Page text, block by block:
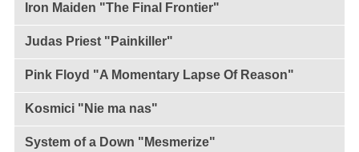
Iron Maiden "The Final Frontier"
Judas Priest "Painkiller"
Pink Floyd "A Momentary Lapse Of Reason"
Kosmici "Nie ma nas"
System of a Down "Mesmerize"